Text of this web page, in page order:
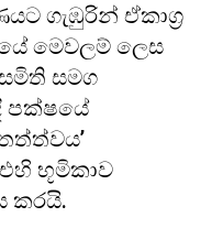
ගැඹුරින් ඒකාග්‍ර
මෙවලම් ලෙස
සමග
පක්ෂයේ
භූමිකාව
කරයි.